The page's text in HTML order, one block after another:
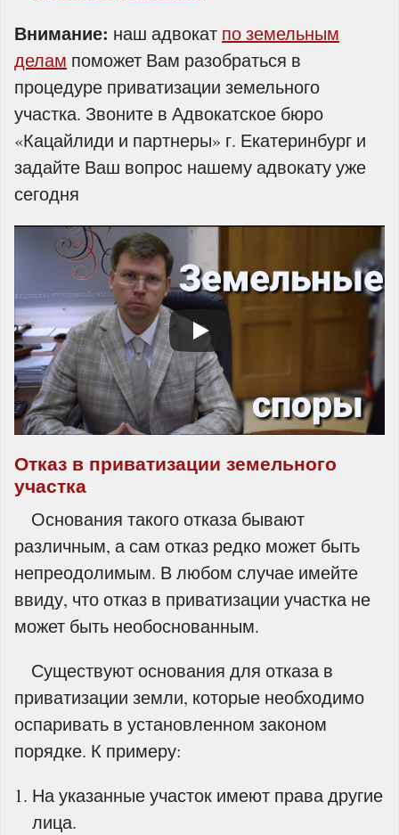
Внимание: наш адвокат по земельным
делам поможет Вам разобраться в
процедуре приватизации земельного
участка. Звоните в Адвокатское бюро
«Кацайлиди и партнеры» г. Екатеринбург и
задайте Ваш вопрос нашему адвокату уже
сегодня
Отказ в приватизации земельного
участка
Основания такого отказа бывают
различным, а сам отказ редко может быть
непреодолимым. В любом случае имейте
ввиду, что отказ в приватизации участка не
может быть необоснованным.
Существуют основания для отказа в
приватизации земли, которые необходимо
оспаривать в установленном законом
порядке. К примеру:
На указанные участок имеют права другие
лица.